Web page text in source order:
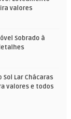
valores
Sobrado à
Lar Chácaras
valores e todos